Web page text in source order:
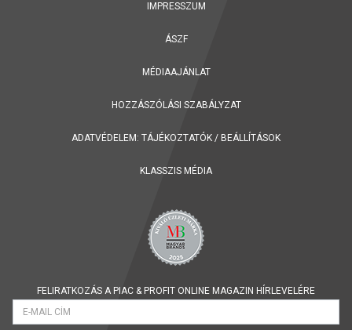
IMPRESSZUM
ÁSZF
MÉDIAAJÁNLAT
HOZZÁSZÓLÁSI SZABÁLYZAT
ADATVÉDELEM: TÁJÉKOZTATÓK / BEÁLLÍTÁSOK
KLASSZIS MÉDIA
FELIRATKOZÁS A PIAC & PROFIT ONLINE MAGAZIN HÍRLEVELÉRE